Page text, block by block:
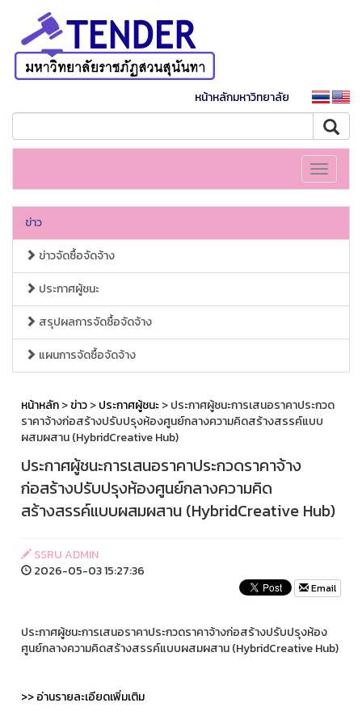
หน้าหลักมหาวิทยาลัย
Toggle
ข่าว
ข่าวจัดซื้อจัดจ้าง
ประกาศผู้ชนะ
สรุปผลการจัดซื้อจัดจ้าง
แผนการจัดซื้อจัดจ้าง
หน้าหลัก>ข่าว>ประกาศผู้ชนะ> ประกาศผู้ชนะการเสนอราคาประกวด
ราคาจ้างก่อสร้างปรับปรุงห้องศูนย์กลางความคิดสร้างสรรค์แบบ
ผสมผสาน (HybridCreative Hub)
ประกาศผู้ชนะการเสนอราคาประกวดราคาจ้าง
ก่อสร้างปรับปรุงห้องศูนย์กลางความคิด
สร้างสรรค์แบบผสมผสาน (HybridCreative Hub)
SSRU ADMIN
2026-05-03 15:27:36
Email
ประกาศผู้ชนะการเสนอราคาประกวดราคาจ้างก่อสร้างปรับปรุงห้อง
ศูนย์กลางความคิดสร้างสรรค์แบบผสมผสาน (HybridCreative Hub)
>> อ่านรายละเอียดเพิ่มเติม